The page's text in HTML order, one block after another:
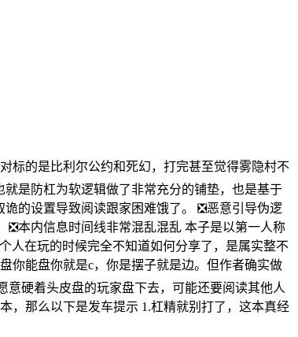
标的是比利尔公约和死幻，打完甚至觉得雾隐村不
是防杠为软逻辑做了非常充分的铺垫，也是基于
的设置导致阅读跟家困难饿了。 ❎恶意引导伪逻
本内信息时间线非常混乱混乱 本子是以第一人称
人在玩的时候完全不知道如何分享了，是属实整不
你能盘你就是c，你是摆子就是边。但作者确实做
意硬着头皮盘的玩家盘下去，可能还要阅读其他人
那么以下是发车提示 1.杠精就别打了，这本真经